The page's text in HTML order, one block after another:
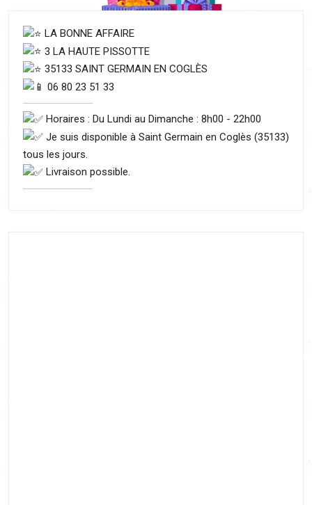
LA BONNE AFFAIRE
3 LA HAUTE PISSOTTE
35133 SAINT GERMAIN EN COGLÈS
06 80 23 51 33
Horaires : Du Lundi au Dimanche : 8h00 - 22h00
Je suis disponible à Saint Germain en Coglès (35133)
tous les jours.
Livraison possible.